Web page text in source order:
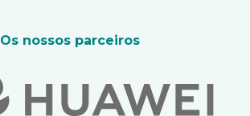
Os nossos parceiros